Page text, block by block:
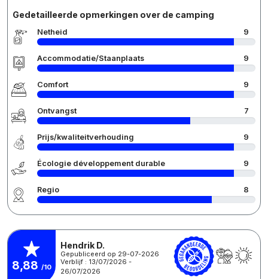
Gedetailleerde opmerkingen over de camping
Netheid 9
Accommodatie/Staanplaats 9
Comfort 9
Ontvangst 7
Prijs/kwaliteitverhouding 9
Écologie développement durable 9
Regio 8
8,88 /10
Hendrik D.
Gepubliceerd op 29-07-2026
Verblijf : 13/07/2026 -
26/07/2026